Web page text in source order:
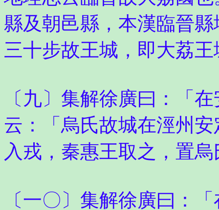
縣及朝邑縣，本漢臨晉
三十步故王城，即大荔
〔九〕集解徐廣曰：「
云：「烏氏故城在涇州
入戎，秦惠王取之，置
〔一〇〕集解徐廣曰：